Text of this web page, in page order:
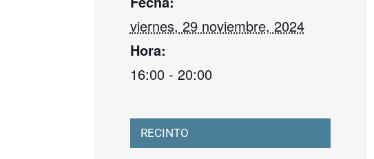
viernes, 29 noviembre, 2024
Hora:
16:00 - 20:00
RECINTO